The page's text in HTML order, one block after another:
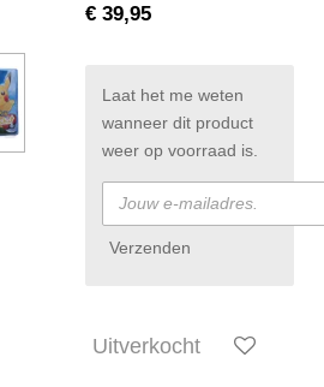
€ 39,95
Laat het me weten
wanneer dit product
weer op voorraad is.
Verzenden
Uitverkocht